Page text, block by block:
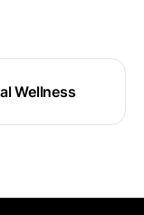
Wellness